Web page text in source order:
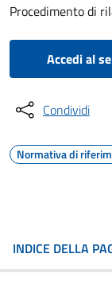
Procedimento di
Accedi al
Condividi
Normativa di
INDICE DELLA